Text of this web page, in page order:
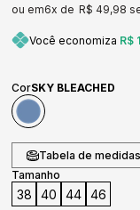
6x R$ 49,98
Você economiza R$
CorSKY BLEACHED
Tabela de medidas
Tamanho
38 40 44 46